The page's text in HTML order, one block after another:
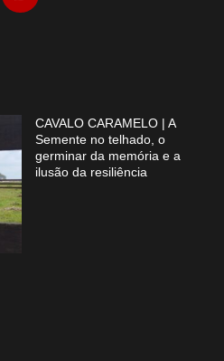
CAVALO CARAMELO | A
Semente no telhado, o
germinar da memória e a
ilusão da resiliência